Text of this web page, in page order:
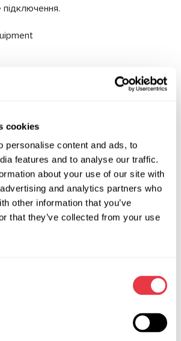
cookies
personalise content and ads, to
features and to analyse our traffic.
about your use of our site with
and analytics partners who
other information that you’ve
that they’ve collected from your use
131089, 131089S, 1608695280,
3380000, 3380001, 3GS5004,
4000VA, 4000VJ, 4000VL, 4000VV,
4000WH, 4000XC, 4000XF, 4000XP,
400139, 400141, 400143,
4001C4, 4001C8, 4001C9,
4001E8, 4001EH, 4001EJ,
4001EP, 4001F0, 4001F1, 4001F6,